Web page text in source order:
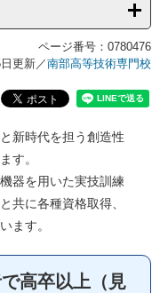
ページ番号：0780476
更新／南部高等技術専門校
新時代を担う創造性
す。
器を用いた実技訓練
共に各種資格取得、
ます。
高卒以上（見